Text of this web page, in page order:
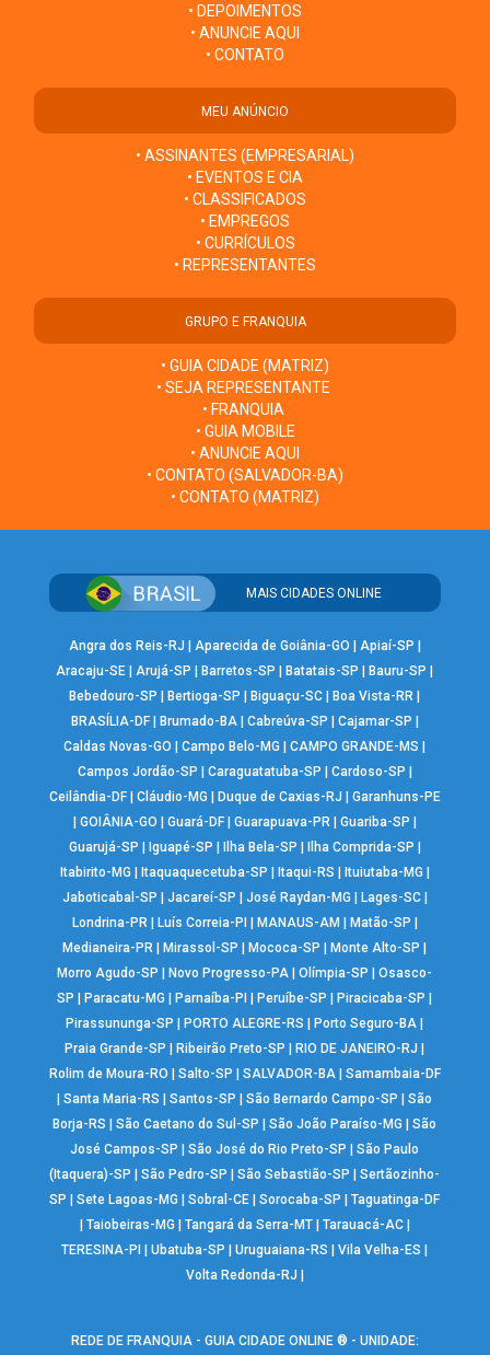
• DEPOIMENTOS
• ANUNCIE AQUI
• CONTATO
MEU ANÚNCIO
• ASSINANTES (EMPRESARIAL)
• EVENTOS E CIA
• CLASSIFICADOS
• EMPREGOS
• CURRÍCULOS
• REPRESENTANTES
GRUPO E FRANQUIA
• GUIA CIDADE (MATRIZ)
• SEJA REPRESENTANTE
• FRANQUIA
• GUIA MOBILE
• ANUNCIE AQUI
• CONTATO (SALVADOR-BA)
• CONTATO (MATRIZ)
MAIS CIDADES ONLINE
Angra dos Reis-RJ Aparecida de Goiânia-GO Apiaí-SP
Aracaju-SE |Arujá-SP Barretos-SP Batatais-SP Bauru-SP
Bebedouro-SP
Bertioga-SP Biguaçu-SC Boa Vista-RR
BRASÍLIA-DF| Brumado-BA| Cabreúva-SP Cajamar-SP
Caldas Novas-GO
|Campo Belo-MG |CAMPO GRANDE-MS
Campos Jordão-SP
Caraguatatuba-SP Cardoso-SP
Ceilândia-DF| Cláudio-MG Duque de Caxias-RJ
Garanhuns-PE
GOIÂNIA-GO Guará-DF| Guarapuava-PR| Guariba-SP
Guarujá-SP
Iguapé-SP Ilha Bela-SP Ilha Comprida-SP
Itabirito-MG
Itaquaquecetuba-SP Itaqui-RS Ituiutaba-MG
Jaboticabal-SP
Jacareí-SP José Raydan-MG Lages-SC|
Londrina-PR| Luís Correia-PI MANAUS-AM Matão-SP
Medianeira-PR
Mirassol-SP Mococa-SP Monte Alto-SP
Morro Agudo-SP
Novo Progresso-PA |Olímpia-SP |Osasco-
SP
Paracatu-MG Parnaíba-PI Peruíbe-SP Piracicaba-SP
Pirassununga-SP
PORTO ALEGRE-RS Porto Seguro-BA
Praia Grande-SP
Ribeirão Preto-SP RIO DE JANEIRO-RJ
Rolim de Moura-RO
Salto-SP SALVADOR-BA| Samambaia-DF
|Santa Maria-RS |Santos-SP |São Bernardo Campo-SP |São
Borja-RS
|São Caetano do Sul-SP |São João Paraíso-MG |São
José Campos-SP
|São José do Rio Preto-SP |São Paulo
(Itaquera)-SP
|São Pedro-SP |São Sebastião-SP |Sertãozinho-
SP
|Sete Lagoas-MG |Sobral-CE |Sorocaba-SP |Taguatinga-DF
Taiobeiras-MG Tangará da Serra-MT| Tarauacá-AC|
TERESINA-PI
|Ubatuba-SP |Uruguaiana-RS |Vila Velha-ES
Volta Redonda-RJ
REDE DE FRANQUIA - GUIA CIDADE ONLINE ® - UNIDADE: